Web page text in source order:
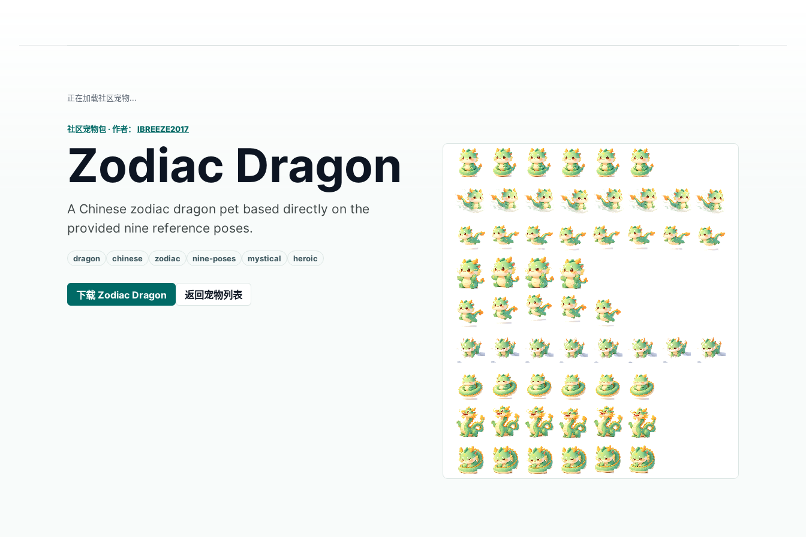
正在加载社区宠物...
社区宠物包 · 作者： IBREEZE2017
Zodiac Dragon
A Chinese zodiac dragon pet based directly on the
provided nine reference poses.
dragon chinese zodiac nine-poses mystical heroic
下载 Zodiac Dragon 返回宠物列表